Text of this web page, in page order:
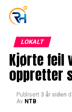
LOKALT
Kjørte feil
oppretter
Publisert 3 år siden
Av NTB